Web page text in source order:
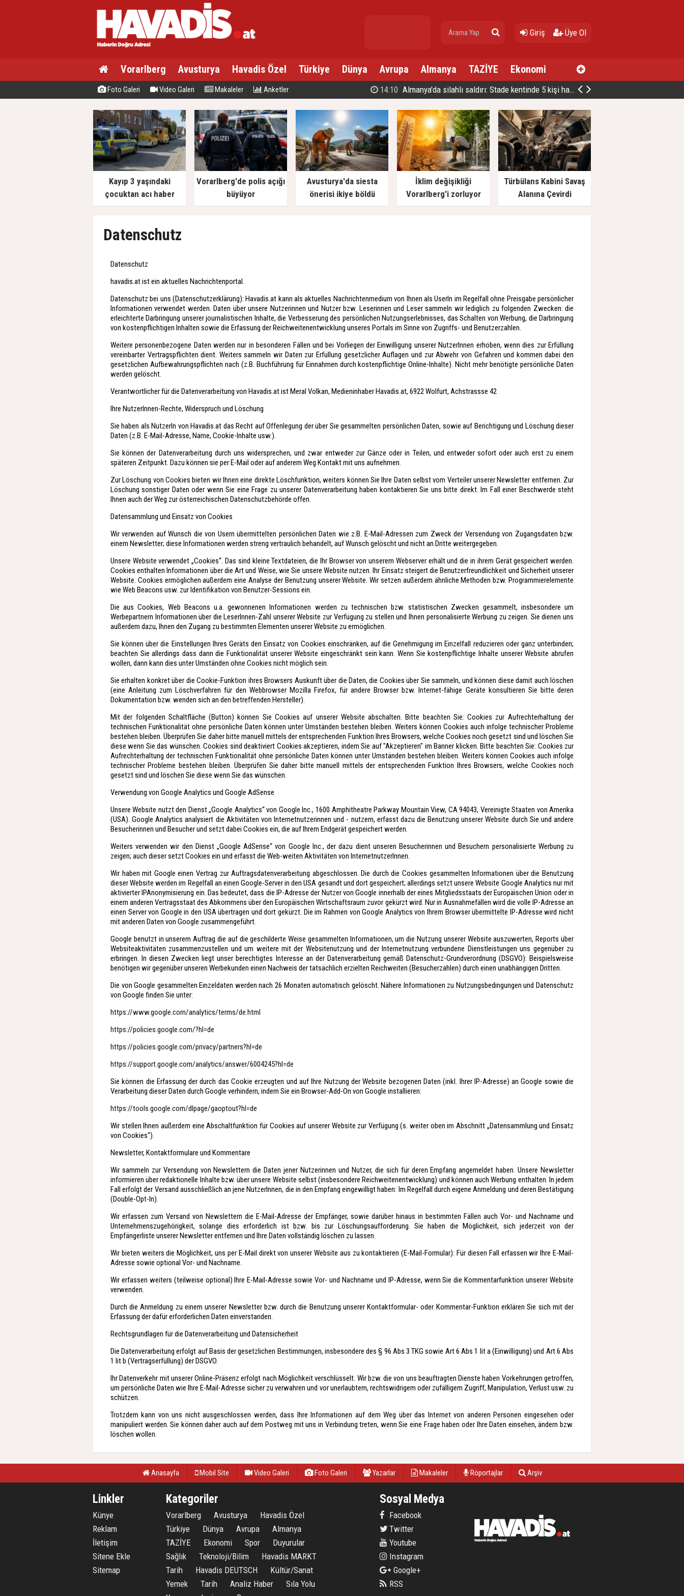
Giriş Üye Ol
Vorarlberg Avusturya Havadis Özel Türkiye Dünya Avrupa Almanya TAZİYE Ekonomi
Foto Galeri Video Galeri Makaleler Anketler 14:10 Almanya'da silahlı saldırı: Stade kentinde 5 kişi hayatını kaybetti
Kayıp 3 yaşındaki
çocuktan acı haber
Vorarlberg'de polis açığı
büyüyor
Avusturya'da siesta
önerisi ikiye böldü
İklim değişikliği
Vorarlberg'i zorluyor
Türbülans Kabini Savaş
Alanına Çevirdi
Datenschutz
Datenschutz
havadis.at ist ein aktuelles Nachrichtenportal.
Datenschutz bei uns (Datenschutzerklärung): Havadis.at kann als aktuelles Nachrichtenmedium von Ihnen als UserIn im Regelfall ohne Preisgabe persönlicher
Informationen verwendet werden. Daten über unsere Nutzerinnen und Nutzer bzw. Leserinnen und Leser sammeln wir lediglich zu folgenden Zwecken: die
erleichterte Darbringung unserer journalistischen Inhalte, die Verbesserung des persönlichen Nutzungserlebnisses, das Schalten von Werbung, die Darbringung
von kostenpflichtigen Inhalten sowie die Erfassung der Reichweitenentwicklung unseres Portals im Sinne von Zugriffs- und Benutzerzahlen.
Weitere personenbezogene Daten werden nur in besonderen Fällen und bei Vorliegen der Einwilligung unserer NutzerInnen erhoben, wenn dies zur Erfüllung
vereinbarter Vertragspflichten dient. Weiters sammeln wir Daten zur Erfüllung gesetzlicher Auflagen und zur Abwehr von Gefahren und kommen dabei den
gesetzlichen Aufbewahrungspflichten nach (z.B. Buchführung für Einnahmen durch kostenpflichtige Online-Inhalte). Nicht mehr benötigte persönliche Daten
werden gelöscht.
Verantwortlicher für die Datenverarbeitung von Havadis.at ist Meral Volkan, Medieninhaber Havadis.at, 6922 Wolfurt, Achstrassse 42
Ihre NutzerInnen-Rechte, Widerspruch und Löschung
Sie haben als NutzerIn von Havadis.at das Recht auf Offenlegung der über Sie gesammelten persönlichen Daten, sowie auf Berichtigung und Löschung dieser
Daten (z.B. E-Mail-Adresse, Name, Cookie-Inhalte usw.).
Sie können der Datenverarbeitung durch uns widersprechen, und zwar entweder zur Gänze oder in Teilen, und entweder sofort oder auch erst zu einem
späteren Zeitpunkt. Dazu können sie per E-Mail oder auf anderem Weg Kontakt mit uns aufnehmen.
Zur Löschung von Cookies bieten wir Ihnen eine direkte Löschfunktion, weiters können Sie Ihre Daten selbst vom Verteiler unserer Newsletter entfernen. Zur
Löschung sonstiger Daten oder wenn Sie eine Frage zu unserer Datenverarbeitung haben kontaktieren Sie uns bitte direkt. Im Fall einer Beschwerde steht
Ihnen auch der Weg zur österreichischen Datenschutzbehörde offen.
Datensammlung und Einsatz von Cookies
Wir verwenden auf Wunsch die von Usern übermittelten persönlichen Daten wie z.B. E-Mail-Adressen zum Zweck der Versendung von Zugangsdaten bzw.
einem Newsletter; diese Informationen werden streng vertraulich behandelt, auf Wunsch gelöscht und nicht an Dritte weitergegeben.
Unsere Website verwendet „Cookies“. Das sind kleine Textdateien, die Ihr Browser von unserem Webserver erhält und die in ihrem Gerät gespeichert werden.
Cookies enthalten Informationen über die Art und Weise, wie Sie unsere Website nutzen. Ihr Einsatz steigert die Benutzerfreundlichkeit und Sicherheit unserer
Website. Cookies ermöglichen außerdem eine Analyse der Benutzung unserer Website. Wir setzen außerdem ähnliche Methoden bzw. Programmierelemente
wie Web Beacons usw. zur Identifikation von Benutzer-Sessions ein.
Die aus Cookies, Web Beacons u.a. gewonnenen Informationen werden zu technischen bzw. statistischen Zwecken gesammelt, insbesondere um
Werbepartnern Informationen über die LeserInnen-Zahl unserer Website zur Verfügung zu stellen und Ihnen personalisierte Werbung zu zeigen. Sie dienen uns
außerdem dazu, Ihnen den Zugang zu bestimmten Elementen unserer Website zu ermöglichen.
Sie können über die Einstellungen Ihres Geräts den Einsatz von Cookies einschränken, auf die Genehmigung im Einzelfall reduzieren oder ganz unterbinden;
beachten Sie allerdings dass dann die Funktionalität unserer Website eingeschränkt sein kann. Wenn Sie kostenpflichtige Inhalte unserer Website abrufen
wollen, dann kann dies unter Umständen ohne Cookies nicht möglich sein.
Sie erhalten konkret über die Cookie-Funktion ihres Browsers Auskunft über die Daten, die Cookies über Sie sammeln, und können diese damit auch löschen
(eine Anleitung zum Löschverfahren für den Webbrowser Mozilla Firefox, für andere Browser bzw. Internet-fähige Geräte konsultieren Sie bitte deren
Dokumentation bzw. wenden sich an den betreffenden Hersteller).
Mit der folgenden Schaltfläche (Button) können Sie Cookies auf unserer Website abschalten. Bitte beachten Sie: Cookies zur Aufrechterhaltung der
technischen Funktionalität ohne persönliche Daten können unter Umständen bestehen bleiben. Weiters können Cookies auch infolge technischer Probleme
bestehen bleiben. Überprüfen Sie daher bitte manuell mittels der entsprechenden Funktion Ihres Browsers, welche Cookies noch gesetzt sind und löschen Sie
diese wenn Sie das wünschen. Cookies sind deaktiviert Cookies akzeptieren, indem Sie auf "Akzeptieren" im Banner klicken. Bitte beachten Sie: Cookies zur
Aufrechterhaltung der technischen Funktionalität ohne persönliche Daten können unter Umständen bestehen bleiben. Weiters können Cookies auch infolge
technischer Probleme bestehen bleiben. Überprüfen Sie daher bitte manuell mittels der entsprechenden Funktion Ihres Browsers, welche Cookies noch
gesetzt sind und löschen Sie diese wenn Sie das wünschen.
Verwendung von Google Analytics und Google AdSense
Unsere Website nutzt den Dienst „Google Analytics“ von Google Inc., 1600 Amphitheatre Parkway Mountain View, CA 94043, Vereinigte Staaten von Amerika
(USA). Google Analytics analysiert die Aktivitäten von Internetnutzerinnen und - nutzern, erfasst dazu die Benutzung unserer Website durch Sie und andere
Besucherinnen und Besucher und setzt dabei Cookies ein, die auf Ihrem Endgerät gespeichert werden.
Weiters verwenden wir den Dienst „Google AdSense“ von Google Inc., der dazu dient unseren Besucherinnen und Besuchern personalisierte Werbung zu
zeigen; auch dieser setzt Cookies ein und erfasst die Web-weiten Aktivitäten von InternetnutzerInnen.
Wir haben mit Google einen Vertrag zur Auftragsdatenverarbeitung abgeschlossen. Die durch die Cookies gesammelten Informationen über die Benutzung
dieser Website werden im Regelfall an einen Google-Server in den USA gesandt und dort gespeichert; allerdings setzt unsere Website Google Analytics nur mit
aktivierter IPAnonymisierung ein. Das bedeutet, dass die IP-Adresse der Nutzer von Google innerhalb der eines Mitgliedsstaats der Europäischen Union oder in
einem anderen Vertragsstaat des Abkommens über den Europäischen Wirtschaftsraum zuvor gekürzt wird. Nur in Ausnahmefällen wird die volle IP-Adresse an
einen Server von Google in den USA übertragen und dort gekürzt. Die im Rahmen von Google Analytics von Ihrem Browser übermittelte IP-Adresse wird nicht
mit anderen Daten von Google zusammengeführt.
Google benutzt in unserem Auftrag die auf die geschilderte Weise gesammelten Informationen, um die Nutzung unserer Website auszuwerten, Reports über
Websiteaktivitäten zusammenzustellen und um weitere mit der Websitenutzung und der Internetnutzung verbundene Dienstleistungen uns gegenüber zu
erbringen. In diesen Zwecken liegt unser berechtigtes Interesse an der Datenverarbeitung gemäß Datenschutz-Grundverordnung (DSGVO): Beispielsweise
benötigen wir gegenüber unseren Werbekunden einen Nachweis der tatsächlich erzielten Reichweiten (Besucherzahlen) durch einen unabhängigen Dritten.
Die von Google gesammelten Einzeldaten werden nach 26 Monaten automatisch gelöscht. Nähere Informationen zu Nutzungsbedingungen und Datenschutz
von Google finden Sie unter:
https://www.google.com/analytics/terms/de.html
https://policies.google.com/?hl=de
https://policies.google.com/privacy/partners?hl=de
https://support.google.com/analytics/answer/6004245?hl=de
Sie können die Erfassung der durch das Cookie erzeugten und auf Ihre Nutzung der Website bezogenen Daten (inkl. Ihrer IP-Adresse) an Google sowie die
Verarbeitung dieser Daten durch Google verhindern, indem Sie ein Browser-Add-On von Google installieren:
https://tools.google.com/dlpage/gaoptout?hl=de
Wir stellen Ihnen außerdem eine Abschaltfunktion für Cookies auf unserer Website zur Verfügung (s. weiter oben im Abschnitt „Datensammlung und Einsatz
von Cookies“).
Newsletter, Kontaktformulare und Kommentare
Wir sammeln zur Versendung von Newslettern die Daten jener Nutzerinnen und Nutzer, die sich für deren Empfang angemeldet haben. Unsere Newsletter
informieren über redaktionelle Inhalte bzw. über unsere Website selbst (insbesondere Reichweitenentwicklung) und können auch Werbung enthalten. In jedem
Fall erfolgt der Versand ausschließlich an jene NutzerInnen, die in den Empfang eingewilligt haben: Im Regelfall durch eigene Anmeldung und deren Bestätigung
(Double-Opt-In).
Wir erfassen zum Versand von Newslettern die E-Mail-Adresse der Empfänger, sowie darüber hinaus in bestimmten Fällen auch Vor- und Nachname und
Unternehmenszugehörigkeit, solange dies erforderlich ist bzw. bis zur Löschungsaufforderung. Sie haben die Möglichkeit, sich jederzeit von der
Empfängerliste unserer Newsletter entfernen und Ihre Daten vollständig löschen zu lassen.
Wir bieten weiters die Möglichkeit, uns per E-Mail direkt von unserer Website aus zu kontaktieren (E-Mail-Formular): Für diesen Fall erfassen wir Ihre E-Mail-
Adresse sowie optional Vor- und Nachname.
Wir erfassen weiters (teilweise optional) Ihre E-Mail-Adresse sowie Vor- und Nachname und IP-Adresse, wenn Sie die Kommentarfunktion unserer Website
verwenden.
Durch die Anmeldung zu einem unserer Newsletter bzw. durch die Benutzung unserer Kontaktformular- oder Kommentar-Funktion erklären Sie sich mit der
Erfassung der dafür erforderlichen Daten einverstanden.
Rechtsgrundlagen für die Datenverarbeitung und Datensicherheit
Die Datenverarbeitung erfolgt auf Basis der gesetzlichen Bestimmungen, insbesondere des § 96 Abs 3 TKG sowie Art 6 Abs 1 lit a (Einwilligung) und Art 6 Abs
1 lit b (Vertragserfüllung) der DSGVO.
Ihr Datenverkehr mit unserer Online-Präsenz erfolgt nach Möglichkeit verschlüsselt. Wir bzw. die von uns beauftragten Dienste haben Vorkehrungen getroffen,
um persönliche Daten wie Ihre E-Mail-Adresse sicher zu verwahren und vor unerlaubtem, rechtswidrigem oder zufälligem Zugriff, Manipulation, Verlust usw. zu
schützen.
Trotzdem kann von uns nicht ausgeschlossen werden, dass Ihre Informationen auf dem Weg über das Internet von anderen Personen eingesehen oder
manipuliert werden. Sie können daher auch auf dem Postweg mit uns in Verbindung treten, wenn Sie eine Frage haben oder Ihre Daten einsehen, ändern bzw.
löschen wollen.
Anasayfa Mobil Site Video Galeri Foto Galeri Yazarlar Makaleler Röportajlar Arşiv
Linkler
Künye
Reklam
İletişim
Sitene Ekle
Sitemap
Kategoriler
Vorarlberg Avusturya
Havadis Özel
Türkiye
Dünya Avrupa
Almanya
TAZİYE
Ekonomi Spor
Duyurular
Sağlık
Teknoloji/Bilim
Havadis MARKT
Tarih
Havadis DEUTSCH
Kültür/Sanat
Yemek
Tarih Analiz Haber
Sıla Yolu
Sosyal Medya
Facebook
Twitter
Youtube
Instagram
Google+
RSS